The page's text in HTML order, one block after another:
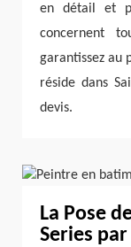
en détail et
concernent
garantissez au
réside dans
devis.
La Pose
Series